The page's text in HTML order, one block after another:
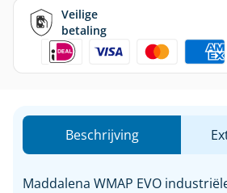
Veilige
betaling
Beschrijving
Maddalena WMAP EVO